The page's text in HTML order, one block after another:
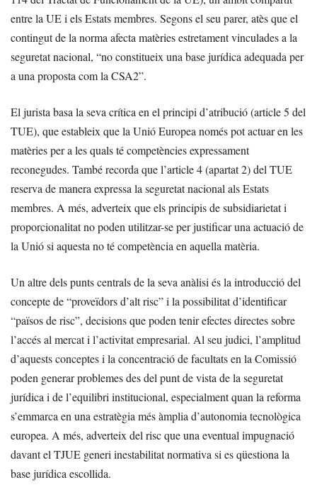
entre la UE i els Estats membres. Segons el seu parer, atès que el
contingut de la norma afecta matèries estretament vinculades a la
seguretat nacional, “no constitueix una base jurídica adequada per
a una proposta com la CSA2”.
El jurista basa la seva crítica en el principi d’atribució (article 5 del
TUE), que estableix que la Unió Europea només pot actuar en les
matèries per a les quals té competències expressament
reconegudes. També recorda que l’article 4 (apartat 2) del TUE
reserva de manera expressa la seguretat nacional als Estats
membres. A més, adverteix que els principis de subsidiarietat i
proporcionalitat no poden utilitzar-se per justificar una actuació de
la Unió si aquesta no té competència en aquella matèria.
Un altre dels punts centrals de la seva anàlisi és la introducció del
concepte de “proveïdors d’alt risc” i la possibilitat d’identificar
“països de risc”, decisions que poden tenir efectes directes sobre
l’accés al mercat i l’activitat empresarial. Al seu judici, l’amplitud
d’aquests conceptes i la concentració de facultats en la Comissió
poden generar problemes des del punt de vista de la seguretat
jurídica i de l’equilibri institucional, especialment quan la reforma
s’emmarca en una estratègia més àmplia d’autonomia tecnològica
europea. A més, adverteix del risc que una eventual impugnació
davant el TJUE generi inestabilitat normativa si es qüestiona la
base jurídica escollida.